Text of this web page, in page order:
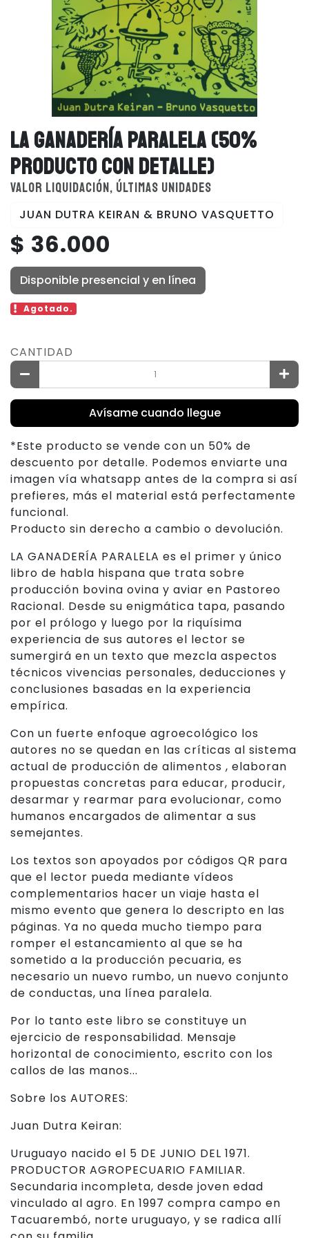
LA GANADERÍA PARALELA (50%
PRODUCTO CON DETALLE)
VALOR LIQUIDACIÓN, ÚLTIMAS UNIDADES
JUAN DUTRA KEIRAN & BRUNO VASQUETTO
$ 36.000
Disponible presencial y en línea
Agotado.
CANTIDAD
Avísame cuando llegue
*Este producto se vende con un 50% de
descuento por detalle. Podemos enviarte una
imagen vía whatsapp antes de la compra si así
prefieres, más el material está perfectamente
funcional.
Producto sin derecho a cambio o devolución.
LA GANADERÍA PARALELA es el primer y único
libro de habla hispana que trata sobre
producción bovina ovina y aviar en Pastoreo
Racional. Desde su enigmática tapa, pasando
por el prólogo y luego por la riquísima
experiencia de sus autores el lector se
sumergirá en un texto que mezcla aspectos
técnicos vivencias personales, deducciones y
conclusiones basadas en la experiencia
empírica.
Con un fuerte enfoque agroecológico los
autores no se quedan en las críticas al sistema
actual de producción de alimentos , elaboran
propuestas concretas para educar, producir,
desarmar y rearmar para evolucionar, como
humanos encargados de alimentar a sus
semejantes.
Los textos son apoyados por códigos QR para
que el lector pueda mediante vídeos
complementarios hacer un viaje hasta el
mismo evento que genera lo descripto en las
páginas. Ya no queda mucho tiempo para
romper el estancamiento al que se ha
sometido a la producción pecuaria, es
necesario un nuevo rumbo, un nuevo conjunto
de conductas, una línea paralela.
Por lo tanto este libro se constituye un
ejercicio de responsabilidad. Mensaje
horizontal de conocimiento, escrito con los
callos de las manos...
Sobre los AUTORES:
Juan Dutra Keiran:
Uruguayo nacido el 5 DE JUNIO DEL 1971.
PRODUCTOR AGROPECUARIO FAMILIAR.
Secundaria incompleta, desde joven edad
vinculado al agro. En 1997 compra campo en
Tacuarembó, norte uruguayo, y se radica allí